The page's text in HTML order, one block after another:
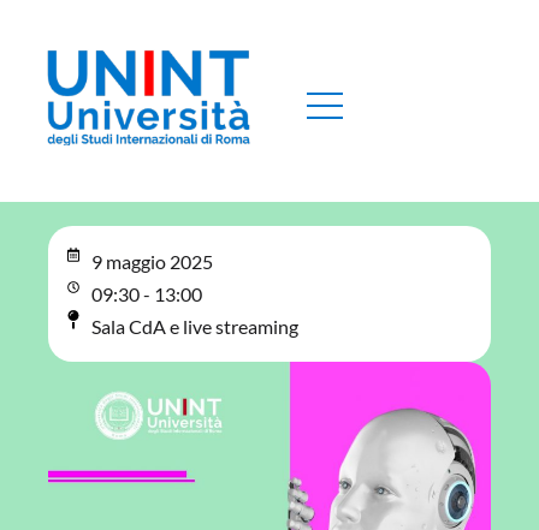
9 maggio 2025
09:30 - 13:00
Sala CdA e live streaming